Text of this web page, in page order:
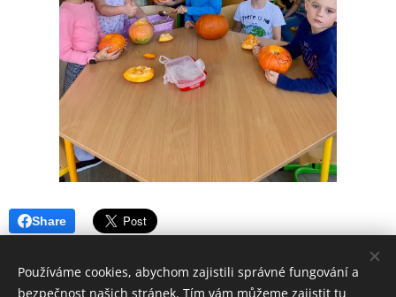
Share
Používáme cookies, abychom zajistili správné fungování a
bezpečnost našich stránek. Tím vám můžeme zajistit tu